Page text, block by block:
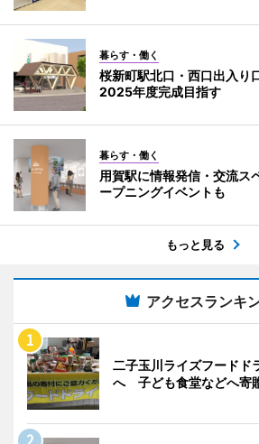
暮らす・働く
桜新町駅北口・西口出入り
2025年度完成目指す
暮らす・働く
用賀駅に情報発信・交流ス
ープニングイベントも
もっと見る
アクセスランキ
二子玉川ライズフードド
へ 子ども食堂などへ寄